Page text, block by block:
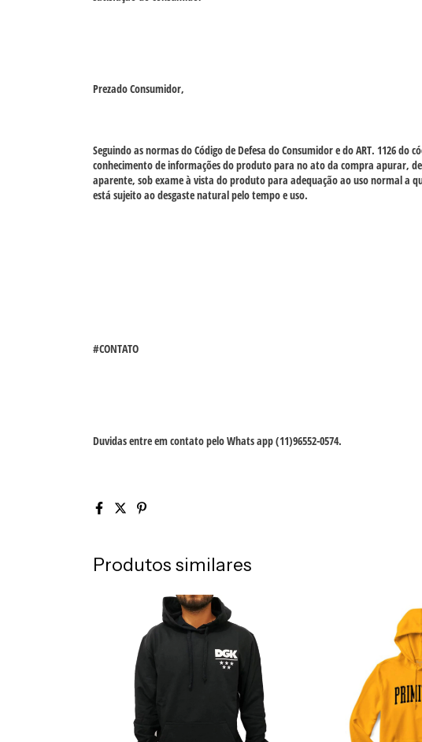
Prezado Consumidor,
Seguindo as normas do Código de Defesa do Consumidor e do ART. 1126 do
conhecimento de informações do produto para no ato da compra apurar,
aparente, sob exame à vista do produto para adequação ao uso normal a
está sujeito ao desgaste natural pelo tempo e uso.
#CONTATO
Duvidas entre em contato pelo Whats app (11)96552-0574.
Produtos similares